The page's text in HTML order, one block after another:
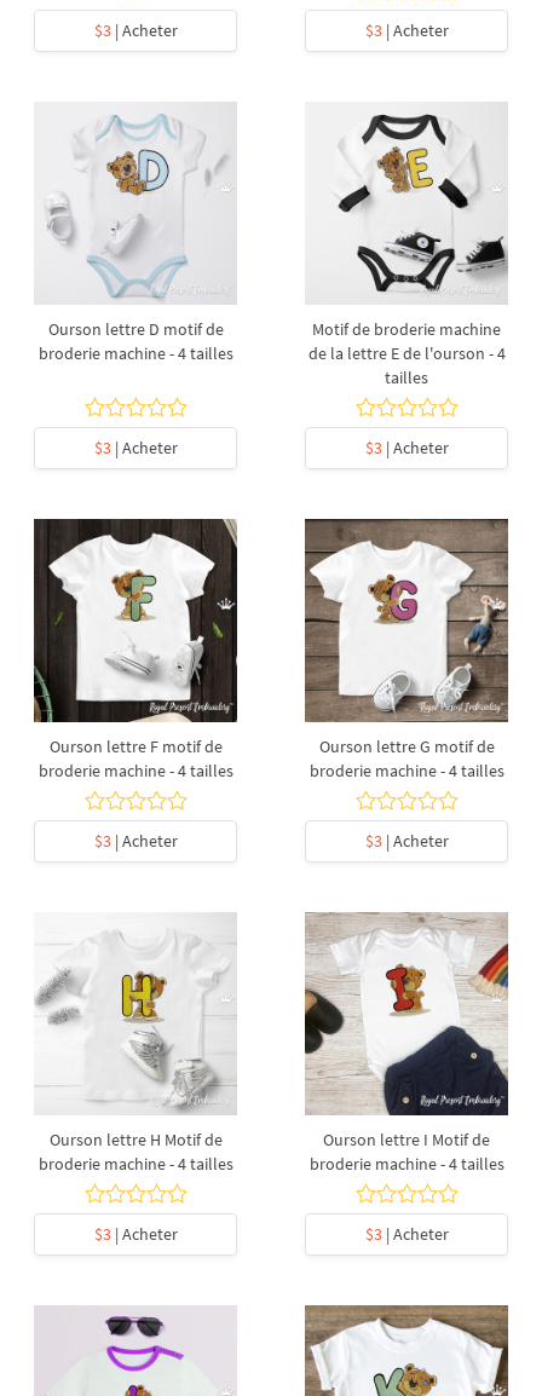
$3| Acheter $3| Acheter
Ourson lettre D motif de
broderie machine - 4 tailles
$3| Acheter
Motif de broderie machine
de la lettre E de l'ourson - 4
tailles
$3| Acheter
Ourson lettre F motif de
broderie machine - 4 tailles
$3| Acheter
Ourson lettre G motif de
broderie machine - 4 tailles
$3| Acheter
Ourson lettre H Motif de
broderie machine - 4 tailles
$3| Acheter
Ourson lettre I Motif de
broderie machine - 4 tailles
$3| Acheter